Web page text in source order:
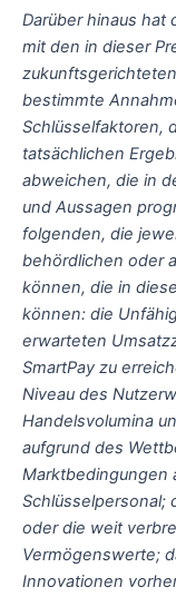
Darüber hinaus hat
mit den in dieser
bestimmte
Schlüsselfaktoren,
tatsächlichen
abweichen, die in
und Aussagen
folgenden, die
behördlichen oder
können, die in
können: die
erwarteten
SmartPay zu
Niveau des
Handelsvolumina
aufgrund des
Marktbedingungen
Schlüsselpersonal;
oder die weit
Vermögenswerte;
Innovationen